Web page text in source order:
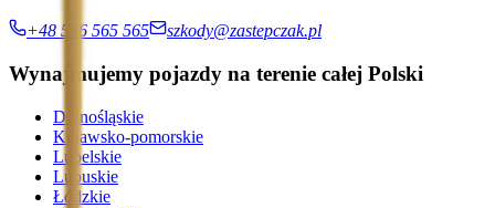
+48 536 565 565 szkody@zastepczak.pl
Wynajmujemy pojazdy na terenie całej Polski
Dolnośląskie
Kujawsko-pomorskie
Lubelskie
Lubuskie
Łódzkie